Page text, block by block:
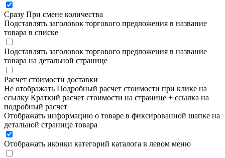
Сразу При смене количества
Подставлять заголовок торгового предложения в название
товара в списке
Подставлять заголовок торгового предложения в название
товара на детальной странице
Расчет стоимости доставки
Не отображать Подробный расчет стоимости при клике на
ссылку Краткий расчет стоимости на странице + ссылка на
подробный расчет
Отображать информацию о товаре в фиксированной шапке на
детальной странице товара
Отображать иконки категорий каталога в левом меню